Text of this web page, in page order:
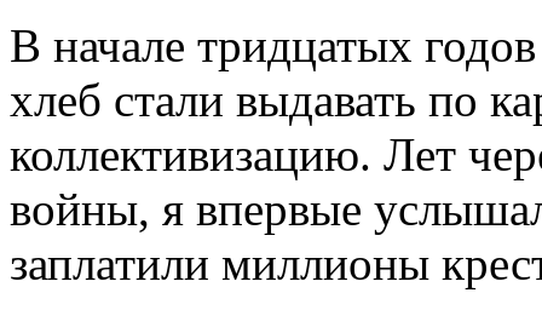
В начале тридцатых
хлеб стали выдавать по
коллективизацию. Лет
войны, я впервые
заплатили миллионы